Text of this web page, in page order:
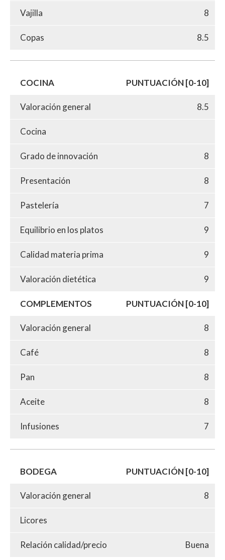
Vajilla 8
Copas 8.5
COCINA PUNTUACIÓN [0-10]
Valoración general 8.5
Cocina
Grado de innovación 8
Presentación 8
Pastelería 7
Equilibrio en los platos 9
Calidad materia prima 9
Valoración dietética 9
COMPLEMENTOS PUNTUACIÓN [0-10]
Valoración general 8
Café 8
Pan 8
Aceite 8
Infusiones 7
BODEGA PUNTUACIÓN [0-10]
Valoración general 8
Licores
Relación calidad/precio Buena